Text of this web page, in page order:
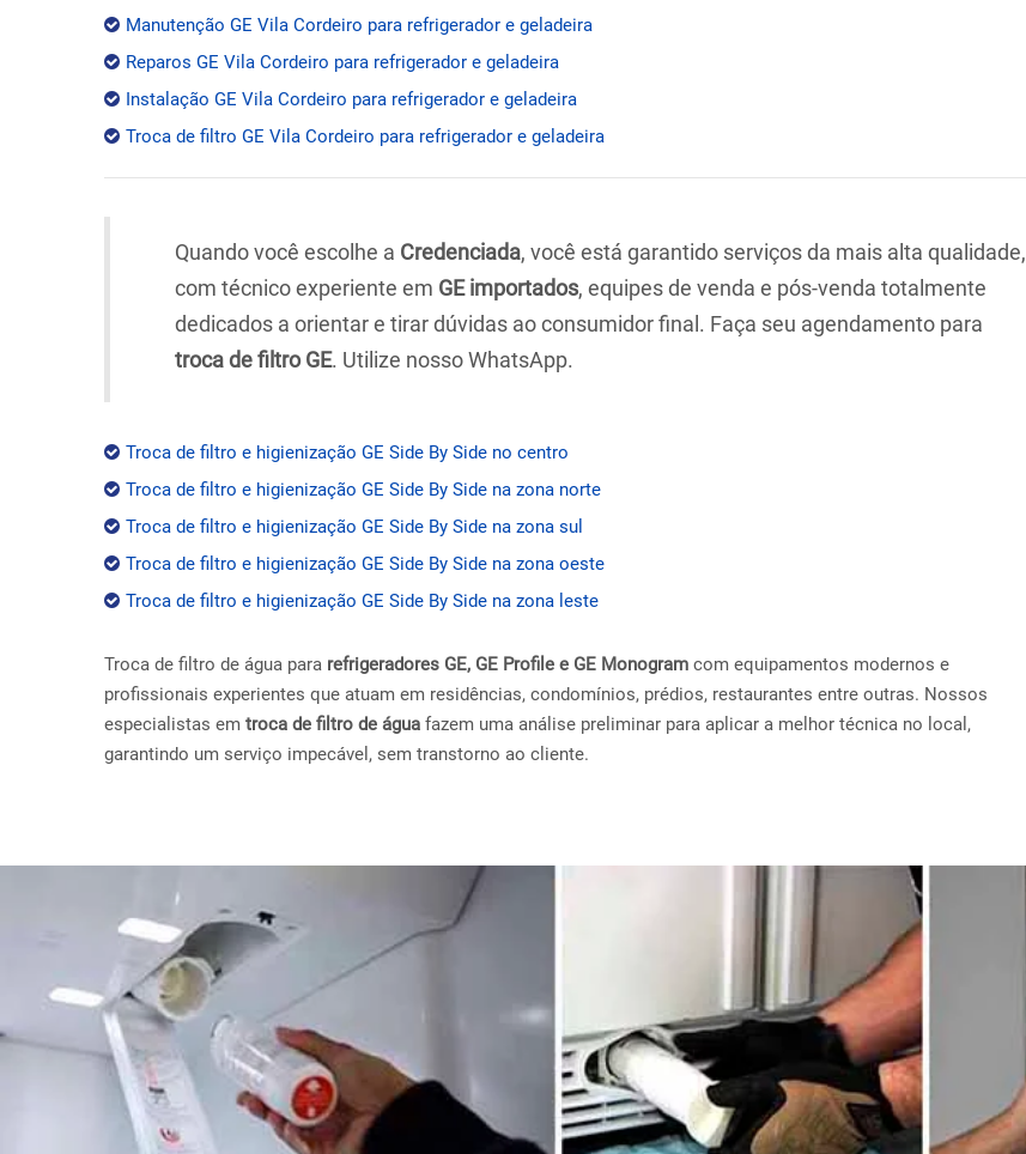
Manutenção GE Vila Cordeiro para refrigerador e geladeira
Reparos GE Vila Cordeiro para refrigerador e geladeira
Instalação GE Vila Cordeiro para refrigerador e geladeira
Troca de filtro GE Vila Cordeiro para refrigerador e geladeira
Quando você escolhe a Credenciada, você está garantido serviços da mais alta qualidade,
com técnico experiente em GE importados, equipes de venda e pós-venda totalmente
dedicados a orientar e tirar dúvidas ao consumidor final. Faça seu agendamento para
troca de filtro GE. Utilize nosso WhatsApp.
Troca de filtro e higienização GE Side By Side no centro
Troca de filtro e higienização GE Side By Side na zona norte
Troca de filtro e higienização GE Side By Side na zona sul
Troca de filtro e higienização GE Side By Side na zona oeste
Troca de filtro e higienização GE Side By Side na zona leste
Troca de filtro de água para refrigeradores GE, GE Profile e GE Monogram com equipamentos modernos e
profissionais experientes que atuam em residências, condomínios, prédios, restaurantes entre outras. Nossos
especialistas em troca de filtro de água fazem uma análise preliminar para aplicar a melhor técnica no local,
garantindo um serviço impecável, sem transtorno ao cliente.